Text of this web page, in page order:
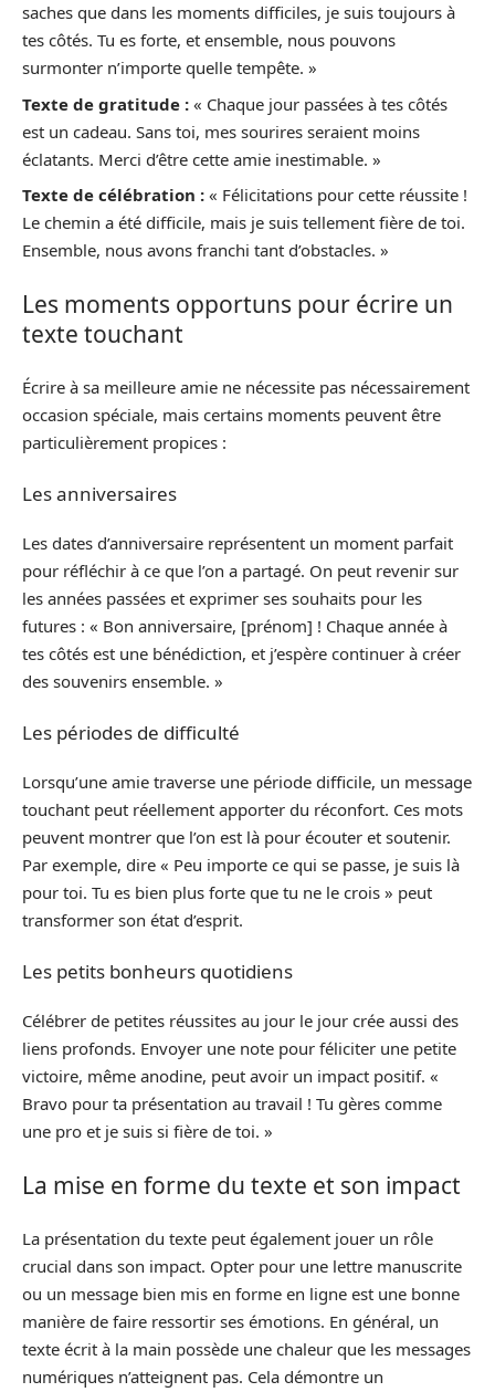
saches que dans les moments difficiles, je suis toujours à
tes côtés. Tu es forte, et ensemble, nous pouvons
surmonter n’importe quelle tempête. »
Texte de gratitude : « Chaque jour passées à tes côtés
est un cadeau. Sans toi, mes sourires seraient moins
éclatants. Merci d’être cette amie inestimable. »
Texte de célébration : « Félicitations pour cette réussite !
Le chemin a été difficile, mais je suis tellement fière de toi.
Ensemble, nous avons franchi tant d’obstacles. »
Les moments opportuns pour écrire un
texte touchant
Écrire à sa meilleure amie ne nécessite pas nécessairement
occasion spéciale, mais certains moments peuvent être
particulièrement propices :
Les anniversaires
Les dates d’anniversaire représentent un moment parfait
pour réfléchir à ce que l’on a partagé. On peut revenir sur
les années passées et exprimer ses souhaits pour les
futures : « Bon anniversaire, [prénom] ! Chaque année à
tes côtés est une bénédiction, et j’espère continuer à créer
des souvenirs ensemble. »
Les périodes de difficulté
Lorsqu’une amie traverse une période difficile, un message
touchant peut réellement apporter du réconfort. Ces mots
peuvent montrer que l’on est là pour écouter et soutenir.
Par exemple, dire « Peu importe ce qui se passe, je suis là
pour toi. Tu es bien plus forte que tu ne le crois » peut
transformer son état d’esprit.
Les petits bonheurs quotidiens
Célébrer de petites réussites au jour le jour crée aussi des
liens profonds. Envoyer une note pour féliciter une petite
victoire, même anodine, peut avoir un impact positif. «
Bravo pour ta présentation au travail ! Tu gères comme
une pro et je suis si fière de toi. »
La mise en forme du texte et son impact
La présentation du texte peut également jouer un rôle
crucial dans son impact. Opter pour une lettre manuscrite
ou un message bien mis en forme en ligne est une bonne
manière de faire ressortir ses émotions. En général, un
texte écrit à la main possède une chaleur que les messages
numériques n’atteignent pas. Cela démontre un